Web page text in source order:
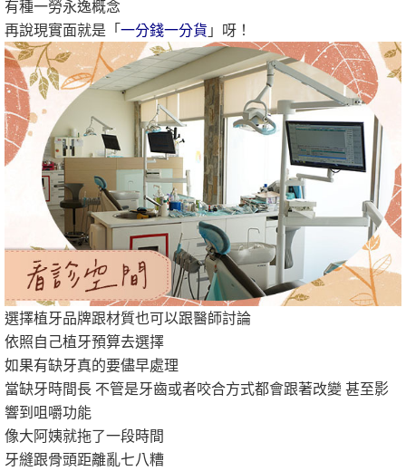
有種一勞永逸概念
再說現實面就是「一分錢一分貨 」呀！
選擇植牙品牌跟材質也可以跟醫師討論
依照自己植牙預算去選擇
如果有缺牙真的要儘早處理
當缺牙時間長 不管是牙齒或者咬合方式都會跟著改變 甚至影
響到咀嚼功能
像大阿姨就拖了一段時間
牙縫跟骨頭距離亂七八糟